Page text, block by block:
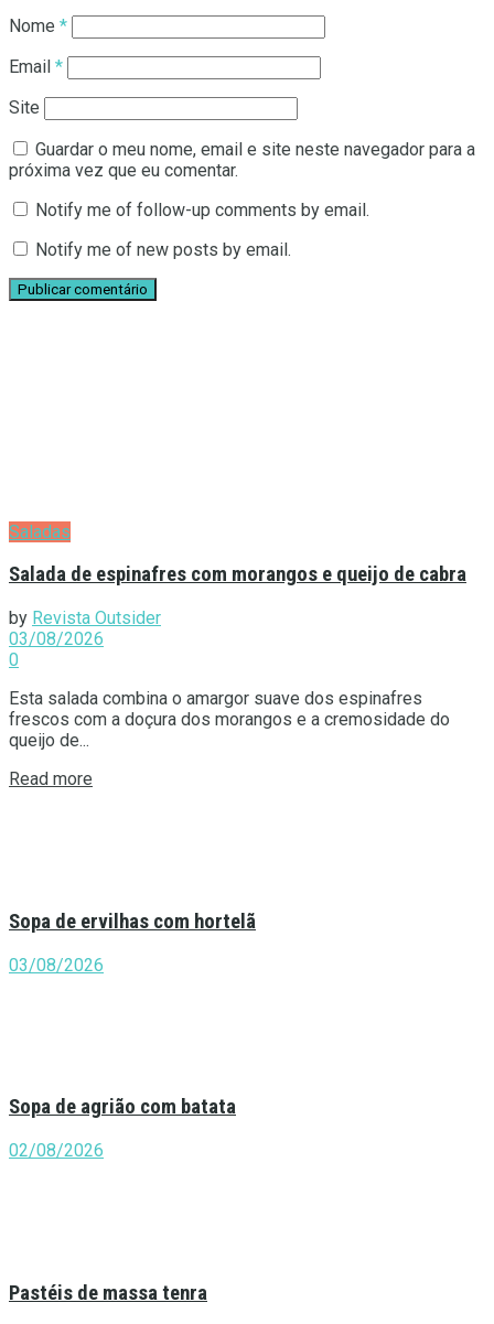
Nome *
Email *
Site
Guardar o meu nome, email e site neste navegador para a
próxima vez que eu comentar.
Notify me of follow-up comments by email.
Notify me of new posts by email.
Saladas
Salada de espinafres com morangos e queijo de cabra
by Revista Outsider
03/08/2026
0
Esta salada combina o amargor suave dos espinafres
frescos com a doçura dos morangos e a cremosidade do
queijo de...
Read more
Sopa de ervilhas com hortelã
03/08/2026
Sopa de agrião com batata
02/08/2026
Pastéis de massa tenra